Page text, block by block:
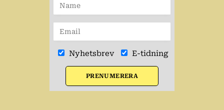
Nyhetsbrev E-tidning
PRENUMERERA